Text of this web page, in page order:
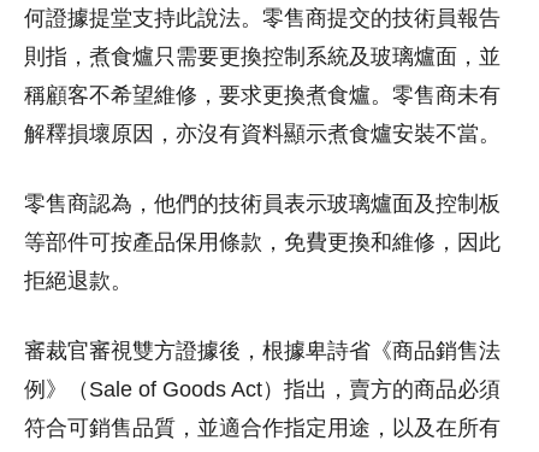
何證據提堂支持此說法。零售商提交的技術員報告
則指，煮食爐只需要更換控制系統及玻璃爐面，並
稱顧客不希望維修，要求更換煮食爐。零售商未有
解釋損壞原因，亦沒有資料顯示煮食爐安裝不當。
零售商認為，他們的技術員表示玻璃爐面及控制板
等部件可按產品保用條款，免費更換和維修，因此
拒絕退款。
審裁官審視雙方證據後，根據卑詩省《商品銷售法
例》（Sale of Goods Act）指出，賣方的商品必須
符合可銷售品質，並適合作指定用途，以及在所有